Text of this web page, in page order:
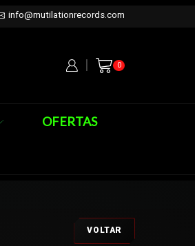
info@mutilationrecords.com
0
OFERTAS
VOLTAR